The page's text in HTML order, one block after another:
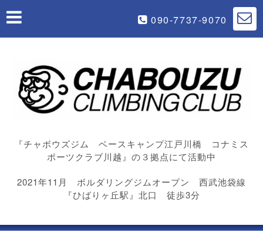
090-7737-9070
『チャボウズジム ベースキャンプ江戸川橋 コナミス
ポーツクラブ川越』の３拠点にて活動中
2021年11月 ボルダリングジムオープン 西武池袋線
『ひばりヶ丘駅』北口 徒歩3分